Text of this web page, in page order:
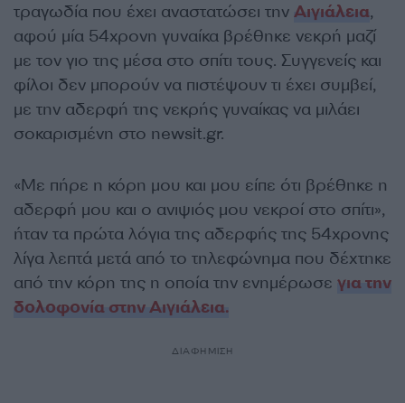
τραγωδία που έχει αναστατώσει την Αιγιάλεια,
αφού μία 54χρονη γυναίκα βρέθηκε νεκρή μαζί
με τον γιο της μέσα στο σπίτι τους. Συγγενείς και
φίλοι δεν μπορούν να πιστέψουν τι έχει συμβεί,
με την αδερφή της νεκρής γυναίκας να μιλάει
σοκαρισμένη στο newsit.gr.
«Με πήρε η κόρη μου και μου είπε ότι βρέθηκε η
αδερφή μου και ο ανιψιός μου νεκροί στο σπίτι»,
ήταν τα πρώτα λόγια της αδερφής της 54χρονης
λίγα λεπτά μετά από το τηλεφώνημα που δέχτηκε
από την κόρη της η οποία την ενημέρωσε για την
δολοφονία στην Αιγιάλεια.
ΔΙΑΦΗΜΙΣΗ